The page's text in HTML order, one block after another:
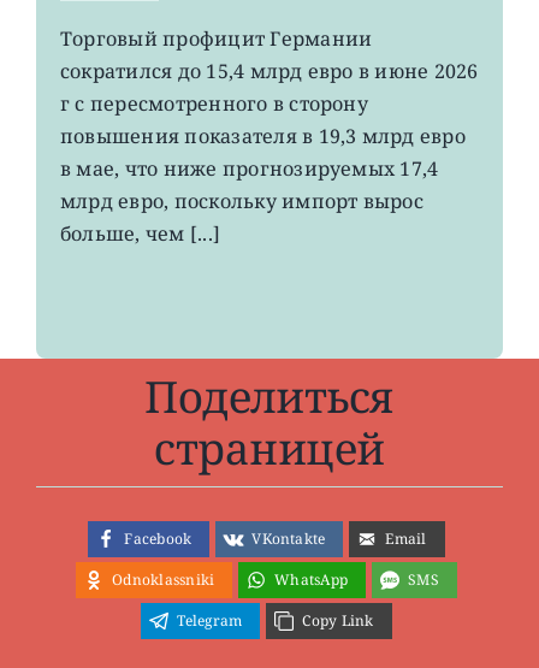
EWG:
немецкий
экспорт
вырос
4-
летнего
Торговый профицит Германии
сократился до 15,4 млрд евро в июне 2026
г с пересмотренного в сторону
повышения показателя в 19,3 млрд евро
в мае, что ниже прогнозируемых 17,4
млрд евро, поскольку импорт вырос
больше, чем [...]
Поделиться
страницей
Facebook VKontakte
Email
Odnoklassniki
WhatsApp
SMS
Telegram
Copy Link